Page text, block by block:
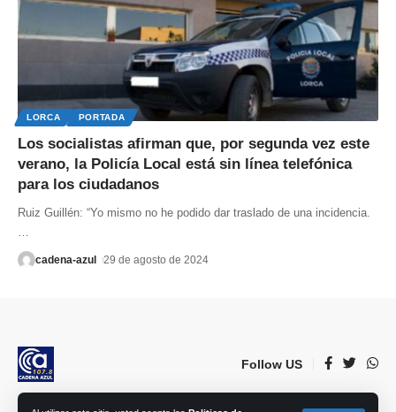
LORCA PORTADA
Los socialistas afirman que, por segunda vez este
verano, la Policía Local está sin línea telefónica
para los ciudadanos
Ruiz Guillén: “Yo mismo no he podido dar traslado de una incidencia.
cadena-azul 29 de agosto de 2024
Follow US